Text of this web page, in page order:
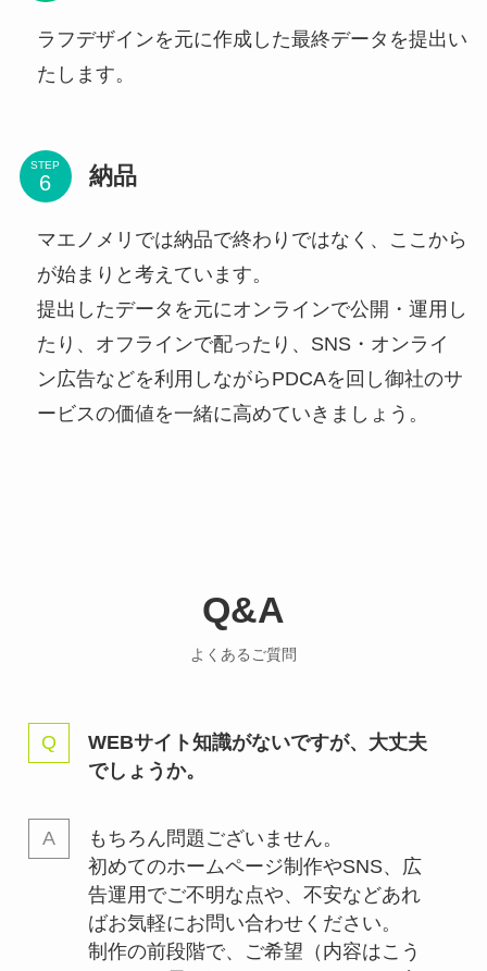
ラフデザインを元に作成した最終データを提出い
たします。
STEP 納品
マエノメリでは納品で終わりではなく、ここから
が始まりと考えています。
提出したデータを元にオンラインで公開・運用し
たり、オフラインで配ったり、SNS・オンライ
ン広告などを利用しながらPDCAを回し御社のサ
ービスの価値を一緒に高めていきましょう。
Q&A
よくあるご質問
WEBサイト知識がないですが、大丈夫
でしょうか。
もちろん問題ございません。
初めてのホームページ制作やSNS、広
告運用でご不明な点や、不安などあれ
ばお気軽にお問い合わせください。
制作の前段階で、ご希望（内容はこう